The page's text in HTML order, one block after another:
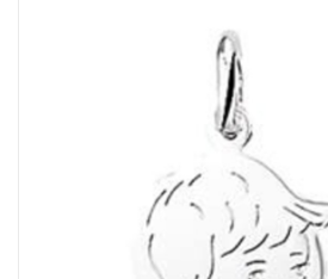
Cadeaukaarten